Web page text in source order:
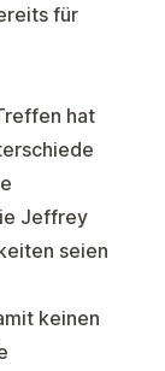
für
hat
Jeffrey
seien
keinen